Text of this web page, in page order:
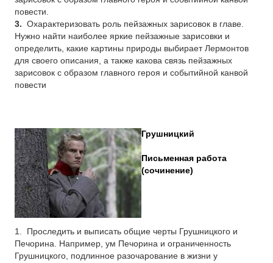
повести.
3. Охарактеризовать роль пейзажных зарисовок в главе.
Нужно найти наиболее яркие пейзажные зарисовки и
определить, какие картины природы выбирает Лермонтов
для своего описания, а также какова связь пейзажных
зарисовок с образом главного героя и событийной канвой
повести
Грушницкий
Письменная работа
(сочинение)
1.
Проследить и выписать общие черты Грушницкого и
Печорина. Например, ум Печорина и ограниченность
Грушницкого, подлинное разочарование в жизни у